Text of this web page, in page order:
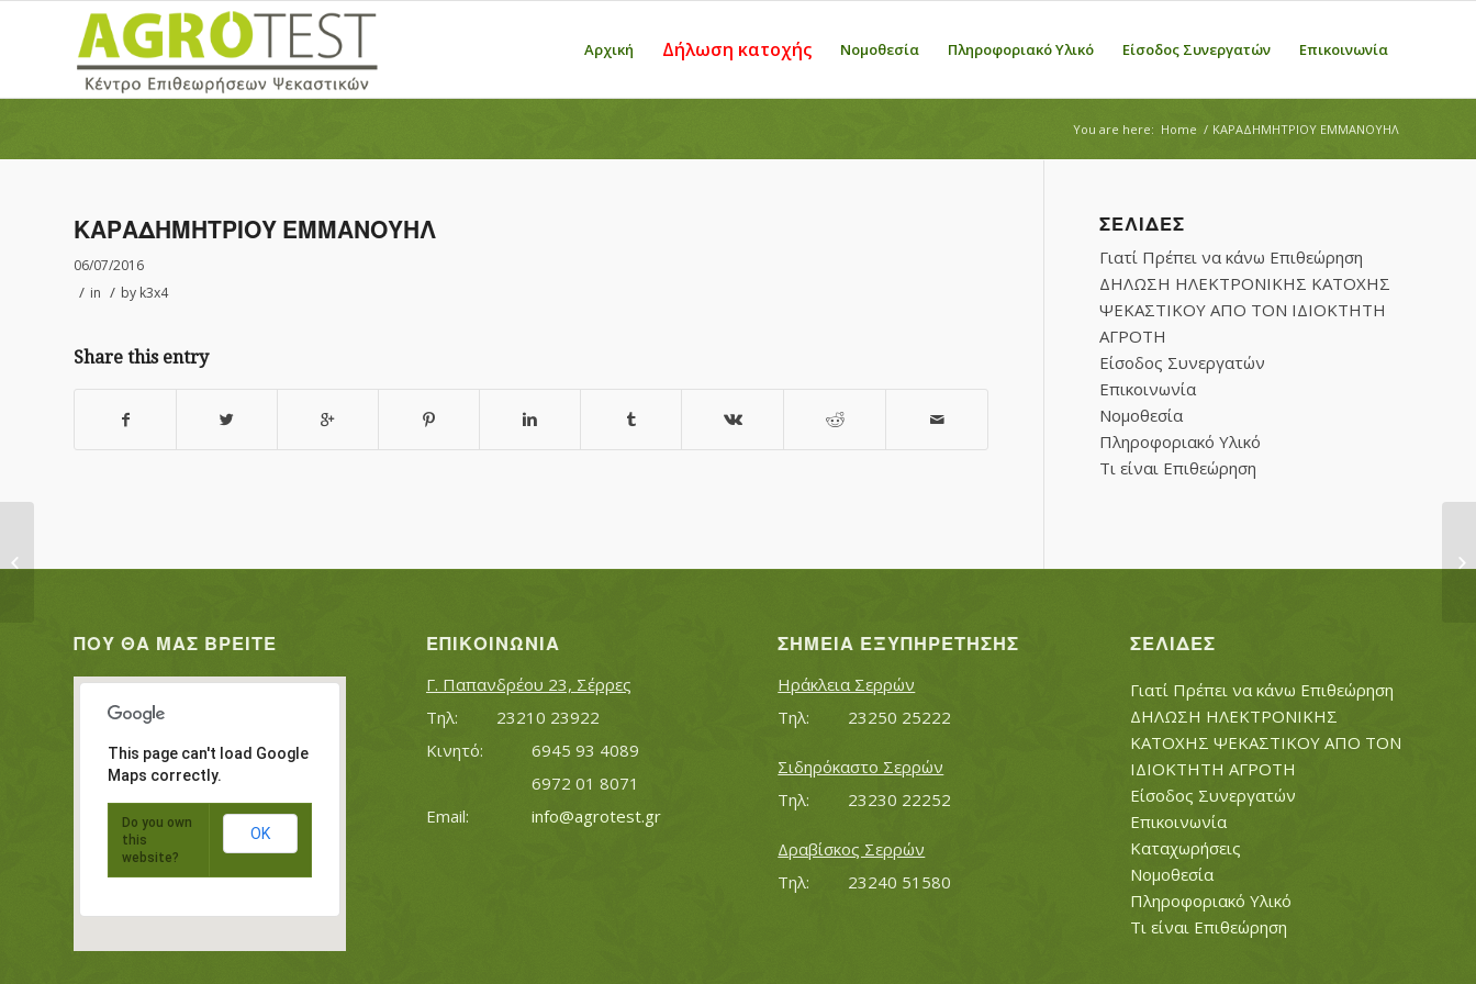
Αρχική Δήλωση κατοχής Νομοθεσία Πληροφοριακό Υλικό Είσοδος Συνεργατών Επικοινωνία
You are here: Home / ΚΑΡΑΔΗΜΗΤΡΙΟΥ ΕΜΜΑΝΟΥΗΛ
ΚΑΡΑΔΗΜΗΤΡΙΟΥ ΕΜΜΑΝΟΥΗΛ
06/07/2016
/ in / by k3x4
Share this entry
ΣΕΛΊΔΕΣ
Γιατί Πρέπει να κάνω Επιθεώρηση
ΔΗΛΩΣΗ ΗΛΕΚΤΡΟΝΙΚΗΣ ΚΑΤΟΧΗΣ
ΨΕΚΑΣΤΙΚΟΥ ΑΠΟ ΤΟΝ ΙΔΙΟΚΤΗΤΗ
ΑΓΡΟΤΗ
Είσοδος Συνεργατών
Επικοινωνία
Νομοθεσία
Πληροφοριακό Υλικό
Τι είναι Επιθεώρηση
ΠΟΥ ΘΑ ΜΑΣ ΒΡΕΊΤΕ
This page can't load Google
Maps correctly.
Do you own
this
website?
OK
ΕΠΙΚΟΙΝΩΝΊΑ
Γ. Παπανδρέου 23, Σέρρες
Τηλ:		23210 23922
Κινητό:		6945 93 4089
			6972 01 8071
info@agrotest.gr
ΣΗΜΕΊΑ ΕΞΥΠΗΡΈΤΗΣΗΣ
Ηράκλεια Σερρών
Τηλ:		23250 25222
Σιδηρόκαστο Σερρών
Τηλ:		23230 22252
Δραβίσκος Σερρών
Τηλ:		23240 51580
ΣΕΛΊΔΕΣ
Γιατί Πρέπει να κάνω Επιθεώρηση
ΔΗΛΩΣΗ ΗΛΕΚΤΡΟΝΙΚΗΣ
ΚΑΤΟΧΗΣ ΨΕΚΑΣΤΙΚΟΥ ΑΠΟ ΤΟΝ
ΙΔΙΟΚΤΗΤΗ ΑΓΡΟΤΗ
Είσοδος Συνεργατών
Επικοινωνία
Καταχωρήσεις
Νομοθεσία
Πληροφοριακό Υλικό
Τι είναι Επιθεώρηση